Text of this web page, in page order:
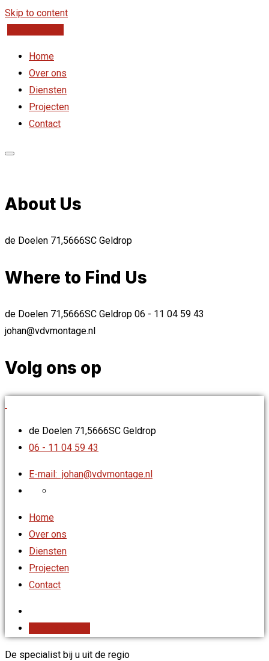
Skip to content
Home
Over ons
Diensten
Projecten
Contact
About Us
de Doelen 71,5666SC Geldrop
Where to Find Us
de Doelen 71,5666SC Geldrop 06 - 11 04 59 43
johan@vdvmontage.nl
Volg ons op
de Doelen 71,5666SC Geldrop
06 - 11 04 59 43
E-mail: johan@vdvmontage.nl
Home
Over ons
Diensten
Projecten
Contact
De specialist bij u uit de regio